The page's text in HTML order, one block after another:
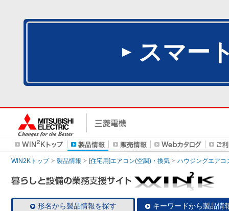
スマー
WIN2Kトップ 製品情報 [住宅用]エアコン(空調)・換気 ハウジングエアコ
形名から製品情報を探す キーワードから製品情